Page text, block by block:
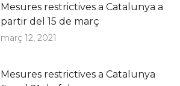
Mesures restrictives a Catalunya a
partir del 15 de març
març 12, 2021
Mesures restrictives a Catalunya